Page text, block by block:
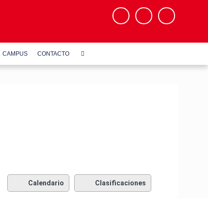
CAMPUS CONTACTO
Calendario Clasificaciones